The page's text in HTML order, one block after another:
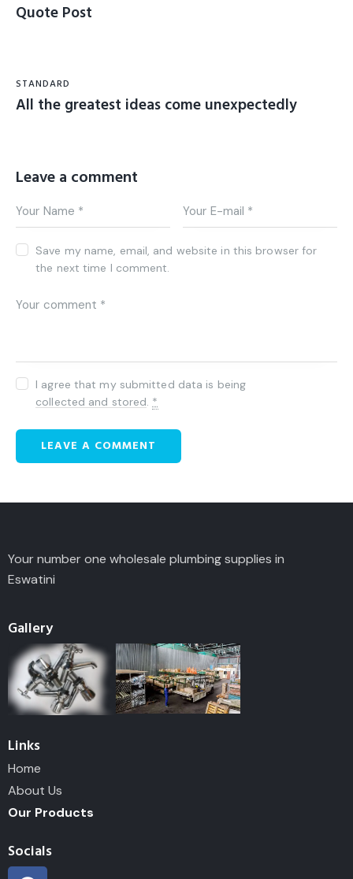
Quote Post
STANDARD
All the greatest ideas come unexpectedly
Leave a comment
Save my name, email, and website in this browser for
the next time I comment.
I agree that my submitted data is being
collected and stored. *
Your number one wholesale plumbing supplies in
Eswatini
Gallery
Links
Home
About Us
Our Products
Socials